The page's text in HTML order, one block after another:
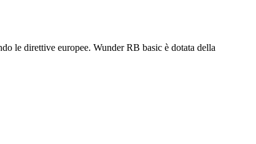
le direttive europee. Wunder RB basic è dotata della